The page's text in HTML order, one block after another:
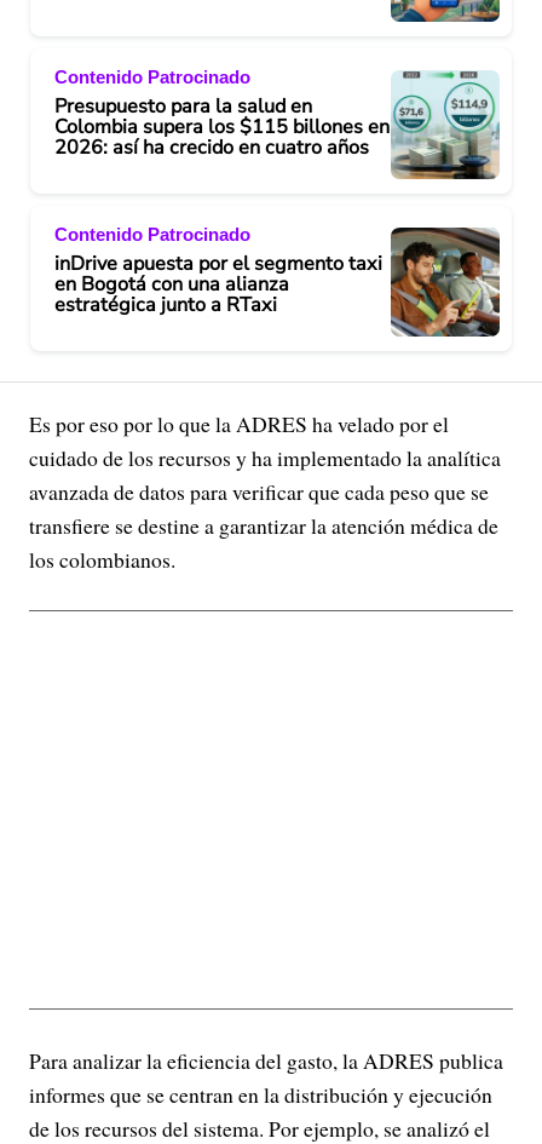
Contenido Patrocinado
Presupuesto para la salud en
Colombia supera los $115 billones en
2026: así ha crecido en cuatro años
Contenido Patrocinado
inDrive apuesta por el segmento taxi
en Bogotá con una alianza
estratégica junto a RTaxi
Es por eso por lo que la ADRES ha velado por el
cuidado de los recursos y ha implementado la analítica
avanzada de datos para verificar que cada peso que se
transfiere se destine a garantizar la atención médica de
los colombianos.
Para analizar la eficiencia del gasto, la ADRES publica
informes que se centran en la distribución y ejecución
de los recursos del sistema. Por ejemplo, se analizó el